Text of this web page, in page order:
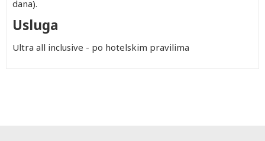
dana).
Usluga
Ultra all inclusive - po hotelskim pravilima